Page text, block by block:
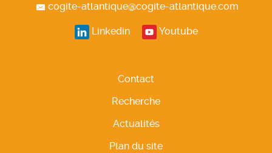
cogite-atlantique@cogite-atlantique.com
Linkedin Youtube
Contact
Recherche
Actualités
Plan du site